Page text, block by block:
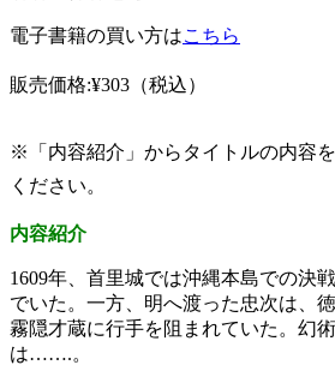
電子書籍の買い方はこちら
販売価格:¥303 （税込）
※「内容紹介」からタイトルの内容
ください。
内容紹介
1609年、首里城では沖縄本島での決
でいた。一方、明へ渡った忠次は、
霧隠才蔵に行手を阻まれていた。幻
は…….。